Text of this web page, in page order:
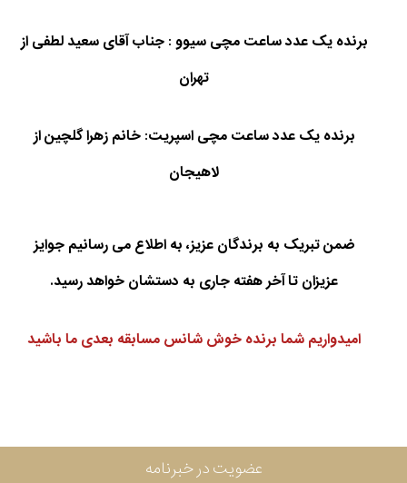
برنده یک عدد ساعت مچی سیوو : جناب آقای سعید لطفی از
تهران
برنده یک عدد ساعت مچی اسپریت: خانم زهرا گلچین از
لاهیجان
ضمن تبریک به برندگان عزیز، به اطلاع می رسانیم جوایز
عزیزان تا آخر هفته جاری به دستشان خواهد رسید.
امیدواریم شما برنده خوش شانس مسابقه بعدی ما باشید
عضویت در خبرنامه